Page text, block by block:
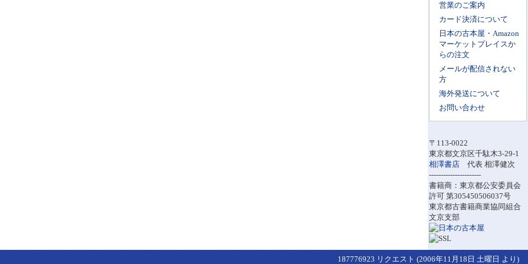
営業のご案内
カード決済について
日本の古本屋・Amazon
マーケットプレイスか
らの注文
メールが配信されない
方
海外発送について
お問い合わせ
〒113-0022
東京都文京区千駄木3-29-1
相澤書店 代表 相澤健次
----------------------
書籍商：東京都公安委員会
許可 第305450506037号
東京都古書籍商業協同組合
文京支部
187776923 リクエスト (2006年11月18日 土曜日 より)